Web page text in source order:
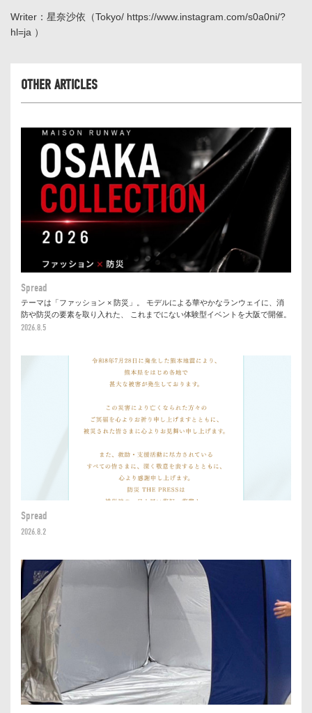
Writer：星奈沙依（Tokyo/ https://www.instagram.com/s0a0ni/?
hl=ja ）
OTHER ARTICLES
Spread
テーマは「ファッション × 防災」。 モデルによる華やかなランウェイに、消
防や防災の要素を取り入れた、 これまでにない体験型イベントを大阪で開催。
2026.8.5
Spread
2026.8.2